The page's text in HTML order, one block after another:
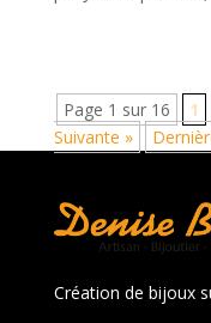
Page 1 sur 16 1
Suivante »
Création de bijoux